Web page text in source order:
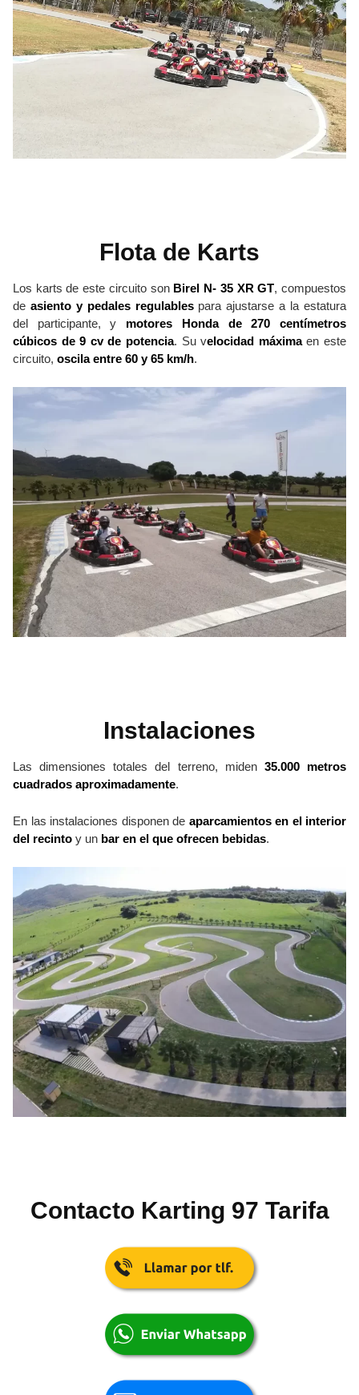
Flota de Karts
Los karts de este circuito son Birel N- 35 XR GT, compuestos
de asiento y pedales regulablespara ajustarse a la estatura
del participante, y motores Honda de 270 centímetros
cúbicos de 9 cv de potencia. Su velocidad máximaen este
circuito, oscila entre 60 y 65 km/h.
Instalaciones
Las dimensiones totales del terreno, miden 35.000 metros
cuadrados aproximadamente.
En las instalaciones disponen de aparcamientos en el interior
del recinto y un bar en el que ofrecen bebidas.
Contacto Karting 97 Tarifa